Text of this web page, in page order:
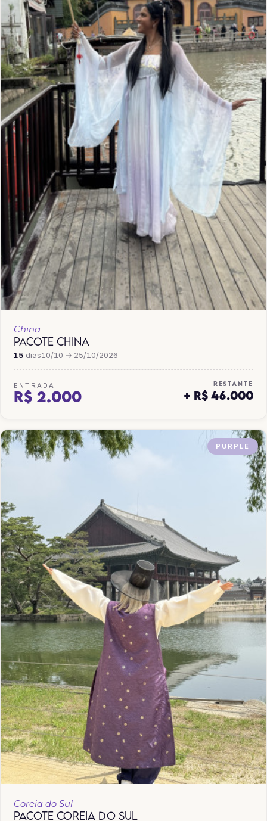
China
PACOTE CHINA
15 dias10/10 → 25/10/2026
ENTRADA
R$ 2.000
RESTANTE
+ R$ 46.000
PURPLE
Coreia do Sul
PACOTE COREIA DO SUL